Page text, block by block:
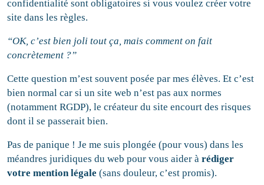
confidentialité sont obligatoires si vous voulez créer votre
site dans les règles.
“OK, c’est bien joli tout ça, mais comment on fait
concrètement ?”
Cette question m’est souvent posée par mes élèves. Et c’est
bien normal car si un site web n’est pas aux normes
(notamment RGDP), le créateur du site encourt des risques
dont il se passerait bien.
Pas de panique ! Je me suis plongée (pour vous) dans les
méandres juridiques du web pour vous aider àrédiger
votre mention légale (sans douleur, c’est promis).